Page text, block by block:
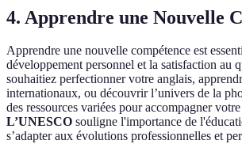
4. Apprendre une Nouvelle
Apprendre une nouvelle compétence est
développement personnel et la satisfaction au
souhaitiez perfectionner votre anglais,
internationaux, ou découvrir l’univers de la
des ressources variées pour accompagner
L’UNESCO souligne l'importance de
s’adapter aux évolutions professionnelles et